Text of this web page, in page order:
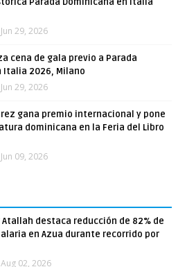
Jun 29, 2026
cena de gala previo a Parada
Italia 2026, Milano
Jun 29, 2026
gana premio internacional y pone
dominicana en la Feria del Libro
Jun 09, 2026
destaca reducción de 82% de
en Azua durante recorrido por
Aug 02, 2026